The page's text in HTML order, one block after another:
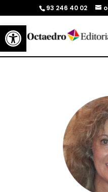
Abrir barra de herramientas
93 246 40 02